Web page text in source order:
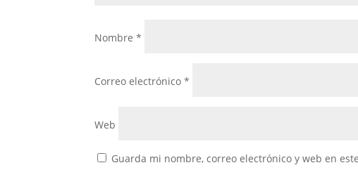
Nombre*
Correo electrónico*
Web
Guarda mi nombre, correo electrónico y web en